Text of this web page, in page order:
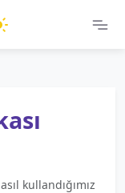
kullandığımız